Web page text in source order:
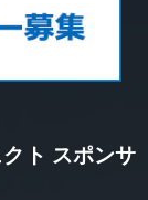
ト スポンサ